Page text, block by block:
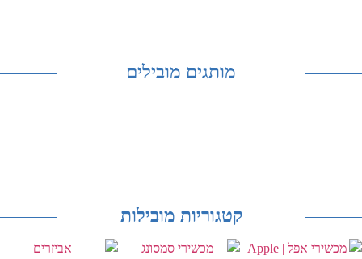
מותגים מובילים
קטגוריות מובילות